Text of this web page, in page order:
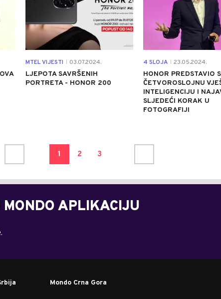
MTEL VIJESTI 03.07.2024.
LJEPOTA SAVRŠENIH
PORTRETA - HONOR 200
4 SLOJA 23.05.2024.
HONOR PREDSTAVIO
ČETVOROSLOJNU
INTELIGENCIJU I
SLJEDEĆI KORAK U
FOTOGRAFIJI
1 2 3
MONDO APLIKACIJU
Mondo Crna Gora